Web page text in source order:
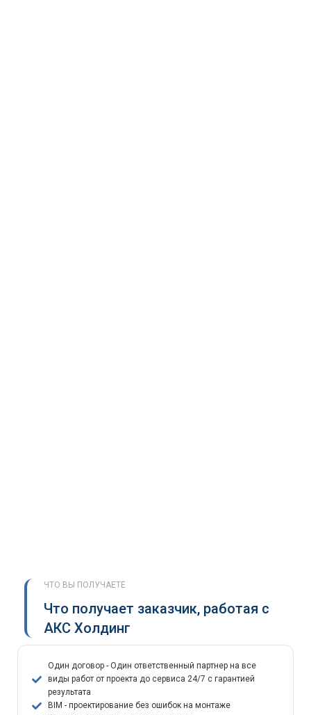
ЧТО ВЫ ПОЛУЧАЕТЕ
Что получает заказчик, работая с
АКС Холдинг
Один договор - Один ответственный партнер на все
виды работ от проекта до сервиса 24/7 с гарантией
результата
BIM - проектирование без ошибок на монтаже